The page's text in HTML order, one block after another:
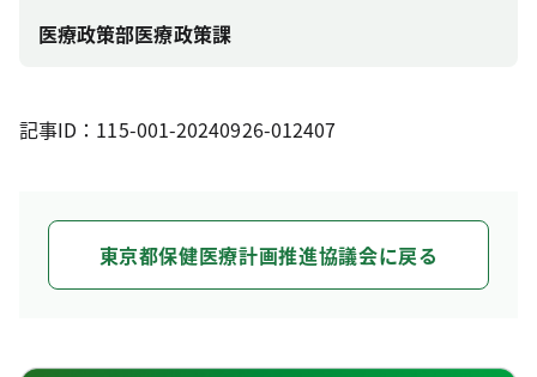
医療政策部医療政策課
記事ID：115-001-20240926-012407
東京都保健医療計画推進協議会に戻る